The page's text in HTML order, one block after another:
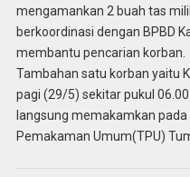
mengamankan 2 buah tas
berkoordinasi dengan BPBD
membantu pencarian korban.
Tambahan satu korban yaitu
pagi (29/5) sekitar pukul
langsung memakamkan
Pemakaman Umum(TPU)